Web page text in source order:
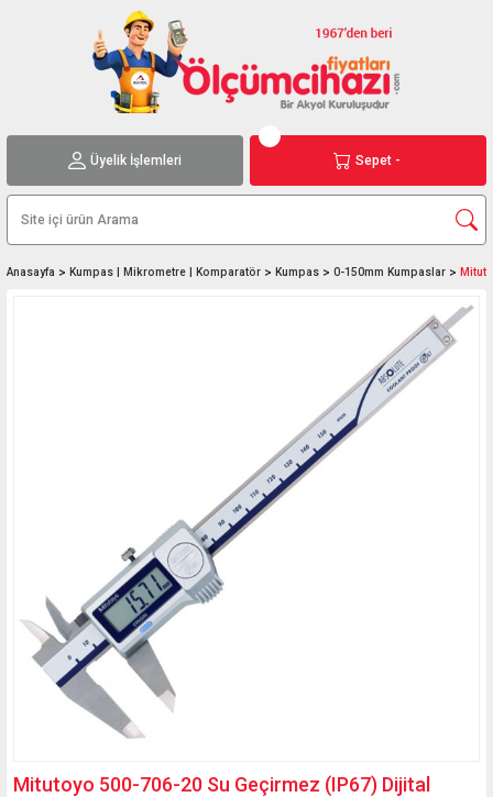
Üyelik İşlemleri Sepet -
Anasayfa Kumpas | Mikrometre | Komparatör Kumpas 0-150mm Kumpaslar
Mitutoyo 500-706-20 Su Geçirmez (IP67) Dijital